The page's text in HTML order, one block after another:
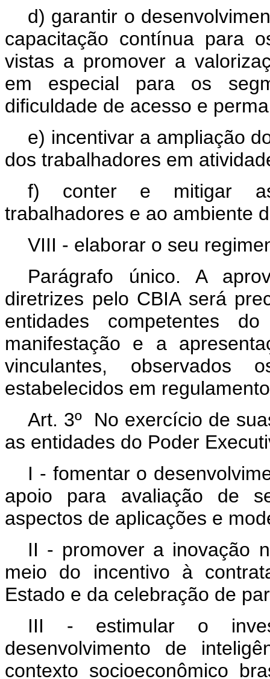
d) garantir o
capacitação contínua para
vistas a promover a
em especial para os
dificuldade de acesso e
e) incentivar a ampliação
dos trabalhadores em
f) conter e mitigar as
trabalhadores e ao ambiente
VIII - elaborar o seu
Parágrafo único. A
diretrizes pelo CBIA será
entidades competentes
manifestação e a
vinculantes,
estabelecidos em
Art. 3º No exercício de
as entidades do Poder
I - fomentar o
apoio para avaliação de
aspectos de aplicações e
II - promover a inovação
meio do incentivo à
Estado e da celebração de
III - estimular o
desenvolvimento de
contexto socioeconômico